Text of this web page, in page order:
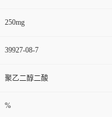
250mg
39927-08-7
聚乙二醇二酸
%